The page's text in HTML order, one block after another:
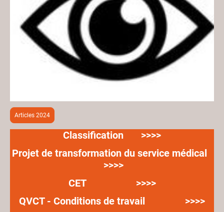
Articles 2024
Classification >>>>
Projet de transformation du service médical
>>>>
CET >>>>
QVCT - Conditions de travail >>>>